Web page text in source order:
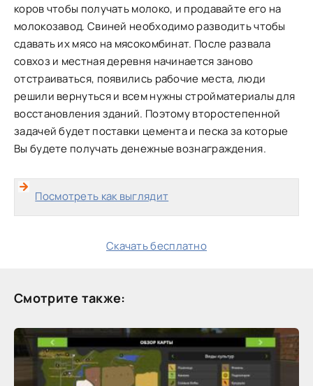
коров чтобы получать молоко, и продавайте его на
молокозавод. Свиней необходимо разводить чтобы
сдавать их мясо на мясокомбинат. После развала
совхоз и местная деревня начинается заново
отстраиваться, появились рабочие места, люди
решили вернуться и всем нужны стройматериалы для
восстановления зданий. Поэтому второстепенной
задачей будет поставки цемента и песка за которые
Вы будете получать денежные вознаграждения.
Посмотреть как выглядит
Скачать бесплатно
Смотрите также: